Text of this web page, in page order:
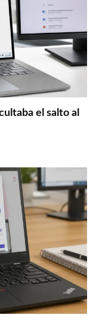
el salto al